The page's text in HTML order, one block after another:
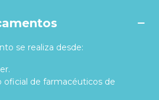
se realiza desde:
oficial de farmacéuticos de